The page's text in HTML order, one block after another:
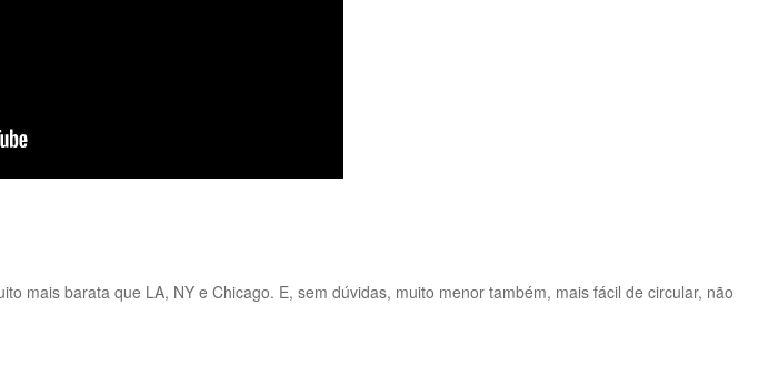
mais barata que LA, NY e Chicago. E, sem dúvidas, muito menor também, mais fácil de circular, não